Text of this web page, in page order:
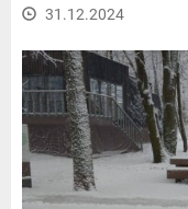
31.12.2024